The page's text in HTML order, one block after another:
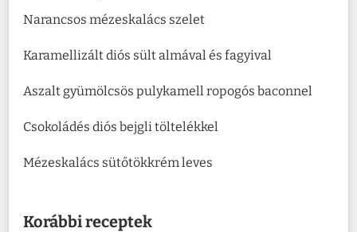
Narancsos mézeskalács szelet
Karamellizált diós sült almával és fagyival
Aszalt gyümölcsös pulykamell ropogós baconnel
Csokoládés diós bejgli töltelékkel
Mézeskalács sütőtökkrém leves
Korábbi receptek